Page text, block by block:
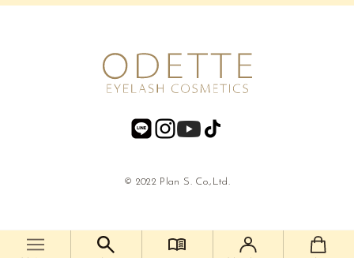
© 2022 Plan S. Co.,Ltd.